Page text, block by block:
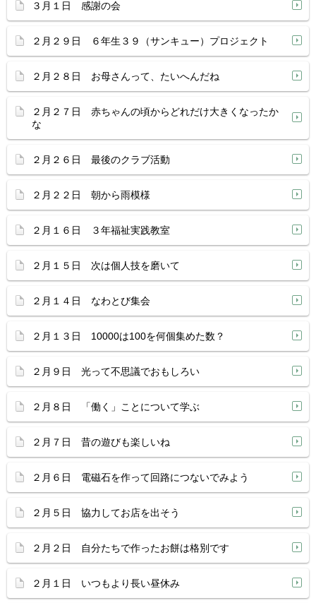
３月１日 感謝の会
２月２９日 ６年生３９（サンキュー）プロジェクト
２月２８日 お母さんって、たいへんだね
２月２７日 赤ちゃんの頃からどれだけ大きくなったか
な
２月２６日 最後のクラブ活動
２月２２日 朝から雨模様
２月１６日 ３年福祉実践教室
２月１５日 次は個人技を磨いて
２月１４日 なわとび集会
２月１３日 10000は100を何個集めた数？
２月９日 光って不思議でおもしろい
２月８日 「働く」ことについて学ぶ
２月７日 昔の遊びも楽しいね
２月６日 電磁石を作って回路につないでみよう
２月５日 協力してお店を出そう
２月２日 自分たちで作ったお餅は格別です
２月１日 いつもより長い昼休み